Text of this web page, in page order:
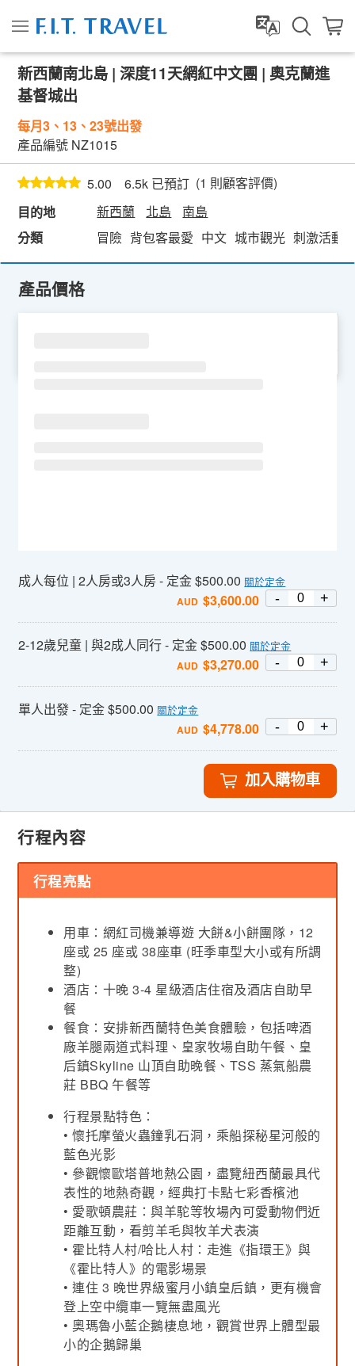
新西蘭南北島 | 深度11天網紅中文團 | 奧克蘭進
基督城出
每月3、13、23號出發
產品編號 NZ1015
5.00 6.5k 已預訂 (1 則顧客評價)
目的地
新西蘭 北島
南島
分類
冒險 背包客最愛 中文 城市觀光 刺激活動
產品價格
成人每位 | 2人房或3人房 - 定金 $500.00 關於定金
AUD $3,600.00 - +
2-12歲兒童 | 與2成人同行 - 定金 $500.00 關於定金
AUD $3,270.00 - +
單人出發 - 定金 $500.00 關於定金
AUD $4,778.00 - +
加入購物車
行程內容
行程亮點
用車：網紅司機兼導遊 大餅&小餅團隊，12
座或 25 座或 38座車 (旺季車型大小或有所調
整)
酒店：十晚 3-4 星級酒店住宿及酒店自助早
餐
餐食：安排新西蘭特色美食體驗，包括啤酒
廠羊腿兩道式料理、皇家牧場自助午餐、皇
后鎮Skyline 山頂自助晚餐、TSS 蒸氣船農
莊 BBQ 午餐等
行程景點特色：
•懷托摩螢火蟲鐘乳石洞，乘船探秘星河般的
藍色光影
• 參觀懷歐塔普地熱公園，盡覽紐西蘭最具代
表性的地熱奇觀，經典打卡點七彩香檳池
• 愛歌頓農莊：與羊駝等牧場內可愛動物們近
距離互動，看剪羊毛與牧羊犬表演
• 霍比特人村/哈比人村：走進《指環王》與
《霍比特人》的電影場景
• 連住 3 晚世界級蜜月小鎮皇后鎮，更有機會
登上空中纜車一覽無盡風光
• 奧瑪魯小藍企鵝棲息地，觀賞世界上體型最
小的企鵝歸巢